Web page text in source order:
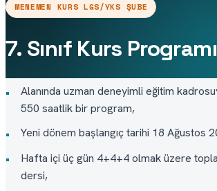
MENEMEN KURS LGS/YKS ŞUBE
7. Sınıf Kurs Programı
•
Alanında uzman deneyimli eğitim
550 saatlik bir program,
•
Yeni dönem başlangıç tarihi 18 Ağustos
•
Hafta içi üç gün 4+4+4 olmak üzere
dersi,